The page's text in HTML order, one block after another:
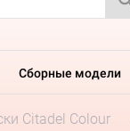
Сборные модели
Citadel Colour